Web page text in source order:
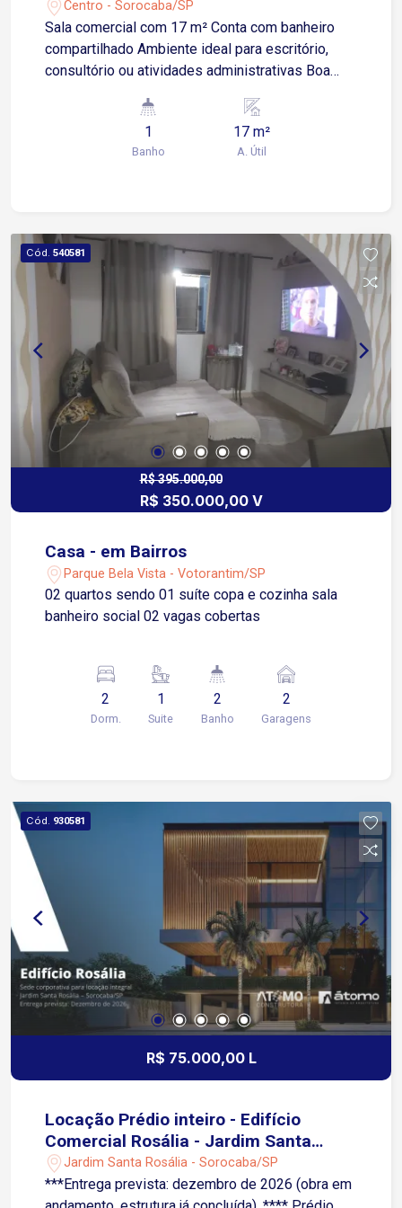
Centro - Sorocaba/SP
Sala comercial com 17 m² Conta com banheiro
compartilhado Ambiente ideal para escritório,
consultório ou atividades administrativas Boa
Professor Toledo, no Centro de Sorocaba Apenas
4 minutos das Avenidas Moreira César e General
oportunidade para quem busca uma sala
comercial em localização estratégica, no coração
de Sorocaba
1
Banho
17 m²
A. Útil
Cód. 540581
R$ 395.000,00
R$ 350.000,00 V
Casa - em Bairros
Parque Bela Vista - Votorantim/SP
02 quartos sendo 01 suíte copa e cozinha sala
banheiro social 02 vagas cobertas
2
Dorm.
1
Suite
2
Banho
2
Garagens
Cód. 930581
R$ 75.000,00 L
Locação Prédio inteiro - Edifício
Comercial Rosália - Jardim Santa
Rosália - Sorocaba/SP
Jardim Santa Rosália - Sorocaba/SP
***Entrega prevista: dezembro de 2026 (obra em